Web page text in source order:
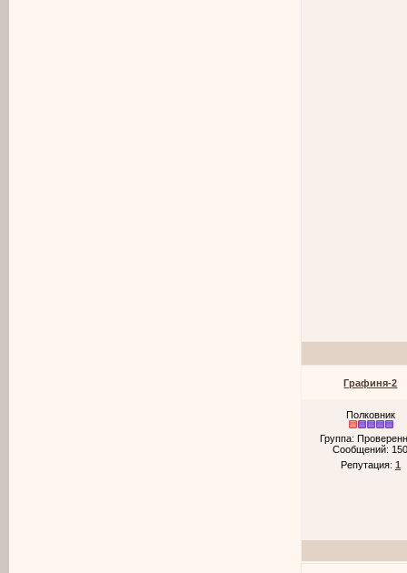
Графиня-2
Полковник
Группа:
Сообщений:
Репутация: 1